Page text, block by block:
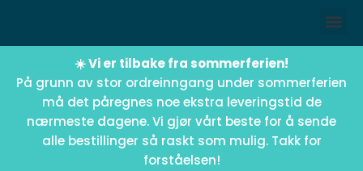
☀️ Vi er tilbake fra sommerferien!
På grunn av stor ordreinngang under sommerferien
må det påregnes noe ekstra leveringstid de
nærmeste dagene. Vi gjør vårt beste for å sende
alle bestillinger så raskt som mulig. Takk for
forståelsen!